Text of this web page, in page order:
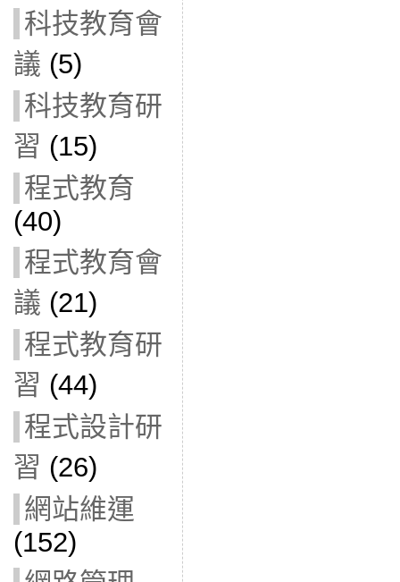
科技教育會
議 (5)
科技教育研
習 (15)
程式教育
(40)
程式教育會
議 (21)
程式教育研
習 (44)
程式設計研
習 (26)
網站維運
(152)